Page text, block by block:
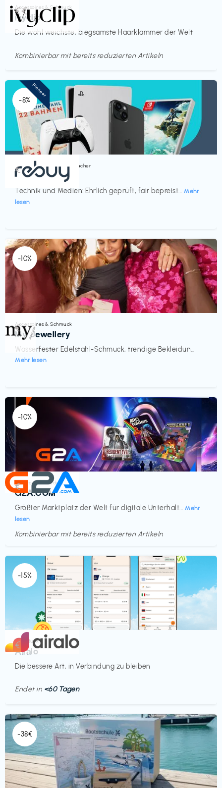
Accessoires & Schmuck
ivyclip
Die wohl weichste, biegsamste Haarklammer der Welt
€€‎
Kombinierbar mit bereits reduzierten Artikeln
-8%
Bücher, Magazine & Hörbücher
rebuy
Technik und Medien: Ehrlich geprüft, fair bepreist... Mehr
lesen
€‎
Pioneer
-10%
Accessoires & Schmuck
My Jewellery
Wasserfester Edelstahl-Schmuck, trendige Bekleidun...
Mehr lesen
€‎
-10%
Elektronik & Medien
G2A.COM
Größter Marktplatz der Welt für digitale Unterhalt... Mehr
lesen
€‎
Kombinierbar mit bereits reduzierten Artikeln
-15%
Mobilfunk
Airalo
Die bessere Art, in Verbindung zu bleiben
€‎
Endet in <60 Tagen
-38€